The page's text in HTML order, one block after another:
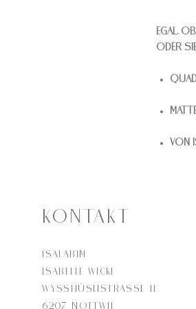
Egal,
oder
Von
KONTAKT
Isalabim
Isabelle Wicki
Wysshüslistrasse 11
6207 Nottwil